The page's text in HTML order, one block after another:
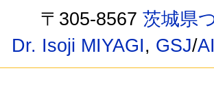
〒305-8567茨城県
Dr. Isoji MIYAGI, GSJ/